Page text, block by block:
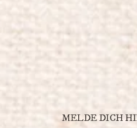
MELDE DICH